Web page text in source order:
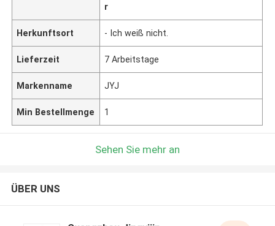
r
Herkunftsort - Ich weiß nicht.
Lieferzeit 7 Arbeitstage
Markenname JYJ
Min Bestellmenge 1
Sehen Sie mehr an
ÜBER UNS